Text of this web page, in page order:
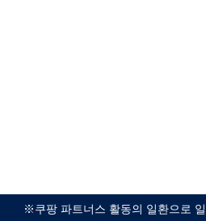
※쿠팡 파트너스 활동의 일환으로